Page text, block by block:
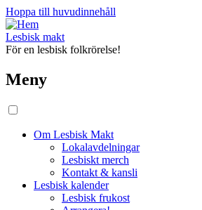
Hoppa till huvudinnehåll
Lesbisk makt
För en lesbisk folkrörelse!
Meny
Om Lesbisk Makt
Lokalavdelningar
Lesbiskt merch
Kontakt & kansli
Lesbisk kalender
Lesbisk frukost